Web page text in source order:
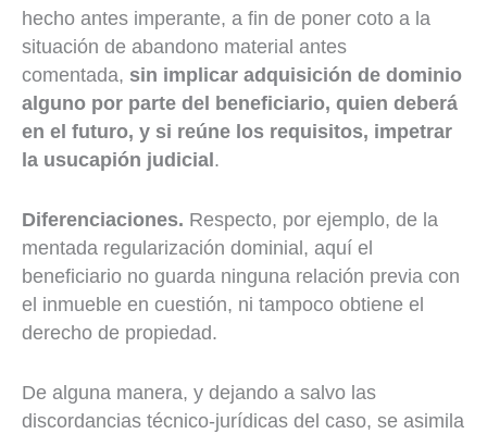
hecho antes imperante, a fin de poner coto a la
situación de abandono material antes
comentada, sin implicar adquisición de dominio
alguno por parte del beneficiario, quien deberá
en el futuro, y si reúne los requisitos, impetrar
la usucapión judicial .
Diferenciaciones. Respecto, por ejemplo, de la
mentada regularización dominial, aquí el
beneficiario no guarda ninguna relación previa con
el inmueble en cuestión, ni tampoco obtiene el
derecho de propiedad.
De alguna manera, y dejando a salvo las
discordancias técnico-jurídicas del caso, se asimila